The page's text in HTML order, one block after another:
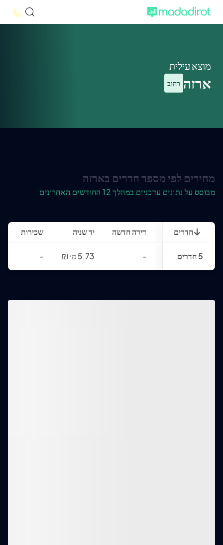
מוצא עילית
ארזה רחוב
מחירים לפי מספר חדרים בארזה
מבוסס על נתונים עדכניים במהלך 12 החודשים האחרונים
חדרים דירה חדשה יד שניה שכירות
5 חדרים - 5.73 מ׳ ₪
-